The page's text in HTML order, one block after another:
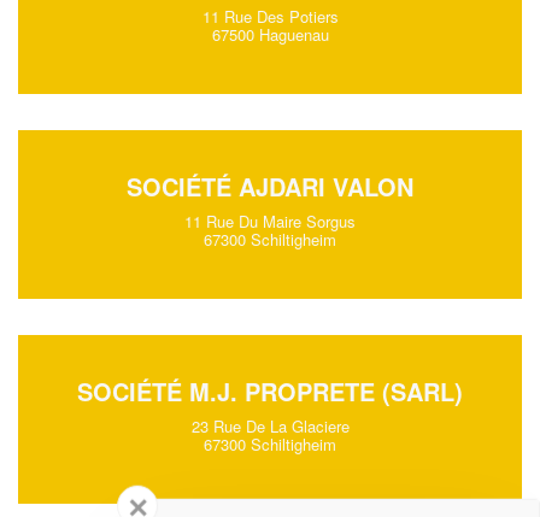
11 Rue Des Potiers
67500 Haguenau
SOCIÉTÉ AJDARI VALON
11 Rue Du Maire Sorgus
67300 Schiltigheim
SOCIÉTÉ M.J. PROPRETE (SARL)
23 Rue De La Glaciere
67300 Schiltigheim
✕